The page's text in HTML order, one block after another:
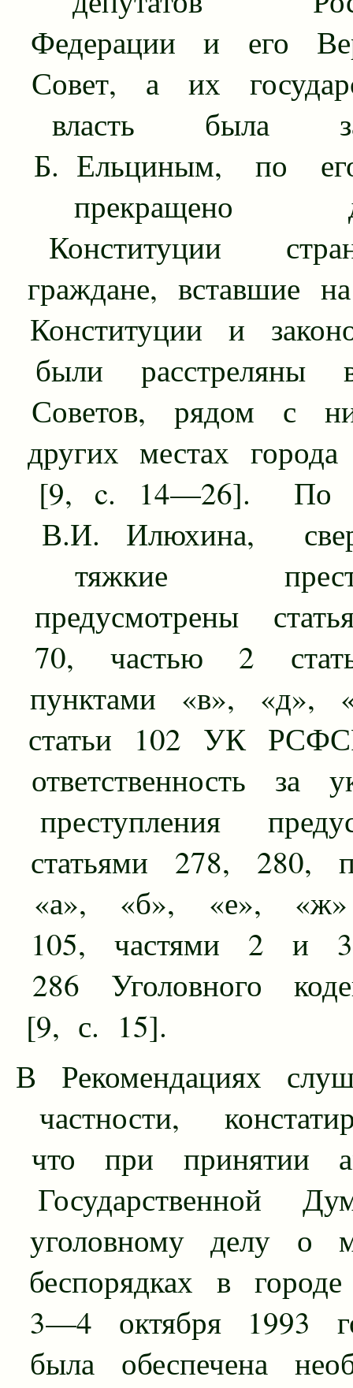
Федерации и его
Совет, а их
власть была
Б. Ельциным, по
прекращено
Конституции
граждане, вставшие
Конституции и
были
Советов, рядом с
других местах
[9, c. 14—26]. По
В.И. Илюхина,
тяжкие
предусмотрены
70, частью 2
пунктами «в», «д»,
статьи 102 УК
ответственность за
преступления
статьями 278, 280,
«а», «б», «е», «ж»
105, частями 2 и 3
286 Уголовного
[9, с. 15].
В Рекомендациях
частности,
что при принятии
Государственной
уголовному делу о
беспорядках в
3—4 октября 1993
была обеспечена